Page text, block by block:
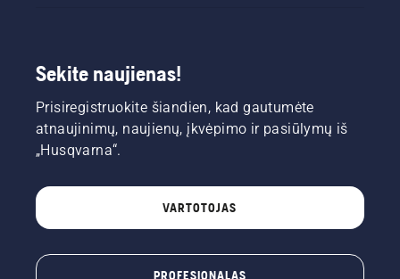
Sekite naujienas!
Prisiregistruokite šiandien, kad gautumėte
atnaujinimų, naujienų, įkvėpimo ir pasiūlymų iš
„Husqvarna“.
VARTOTOJAS
PROFESIONALAS